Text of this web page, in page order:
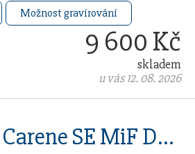
Možnost gravírování
9 600 Kč
skladem
u vás 12. 08. 2026
Waterman Carene SE MiF Deluxe Blue CT